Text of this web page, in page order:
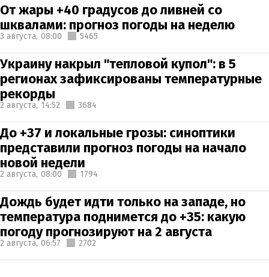
От жары +40 градусов до ливней со
шквалами: прогноз погоды на неделю
3 августа, 08:00 5465
Украину накрыл "тепловой купол": в 5
регионах зафиксированы температурные
рекорды
2 августа, 14:52 3684
До +37 и локальные грозы: синоптики
представили прогноз погоды на начало
новой недели
2 августа, 08:00 1794
Дождь будет идти только на западе, но
температура поднимется до +35: какую
погоду прогнозируют на 2 августа
2 августа, 06:57 2702